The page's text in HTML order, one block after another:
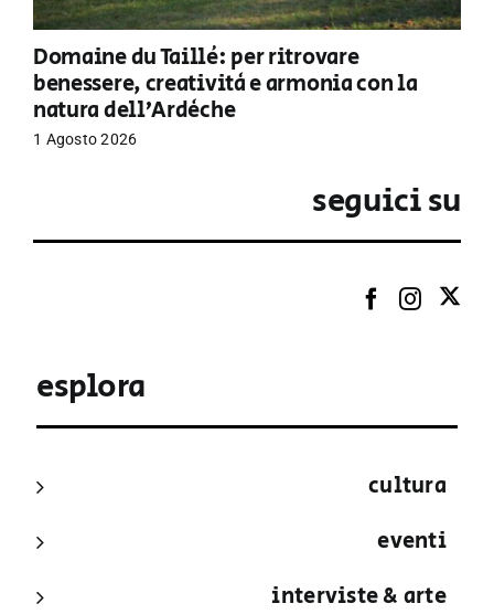
Domaine du Taillé: per ritrovare
benessere, creatività e armonia con la
natura dell’Ardèche
1 Agosto 2026
seguici su
esplora
cultura
eventi
interviste & arte